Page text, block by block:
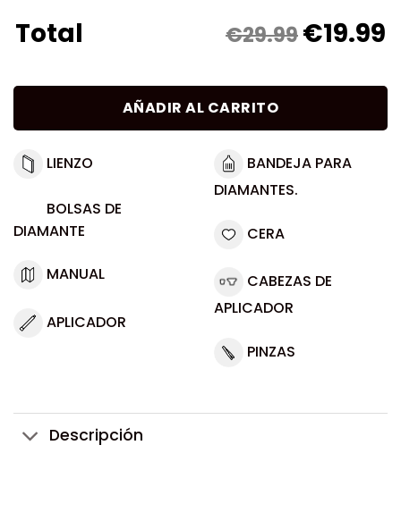
Total €29.99€19.99
AÑADIR AL CARRITO
LIENZO
BOLSAS DE
DIAMANTE
MANUAL
APLICADOR
BANDEJA PARA
DIAMANTES.
CERA
CABEZAS DE
APLICADOR
PINZAS
Descripción